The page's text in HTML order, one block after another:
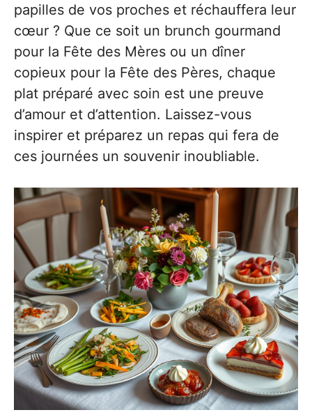
papilles de vos proches et réchauffera leur
cœur ? Que ce soit un brunch gourmand
pour la Fête des Mères ou un dîner
copieux pour la Fête des Pères, chaque
plat préparé avec soin est une preuve
d’amour et d’attention. Laissez-vous
inspirer et préparez un repas qui fera de
ces journées un souvenir inoubliable.